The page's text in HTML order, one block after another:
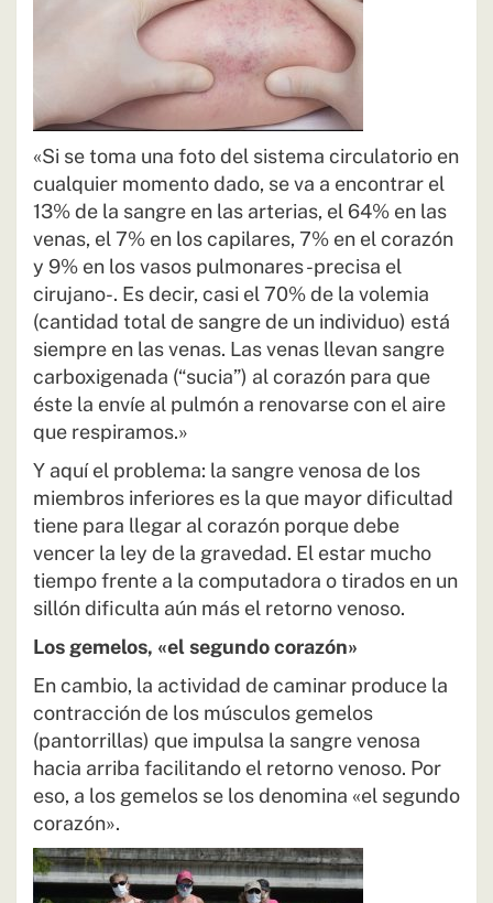
«Si se toma una foto del sistema circulatorio en
cualquier momento dado, se va a encontrar el
13% de la sangre en las arterias, el 64% en las
venas, el 7% en los capilares, 7% en el corazón
y 9% en los vasos pulmonares -precisa el
cirujano-. Es decir, casi el 70% de la volemia
(cantidad total de sangre de un individuo) está
siempre en las venas. Las venas llevan sangre
carboxigenada (“sucia”) al corazón para que
éste la envíe al pulmón a renovarse con el aire
que respiramos.»
Y aquí el problema: la sangre venosa de los
miembros inferiores es la que mayor dificultad
tiene para llegar al corazón porque debe
vencer la ley de la gravedad. El estar mucho
tiempo frente a la computadora o tirados en un
sillón dificulta aún más el retorno venoso.
Los gemelos, «el segundo corazón»
En cambio, la actividad de caminar produce la
contracción de los músculos gemelos
(pantorrillas) que impulsa la sangre venosa
hacia arriba facilitando el retorno venoso. Por
eso, a los gemelos se los denomina «el segundo
corazón».